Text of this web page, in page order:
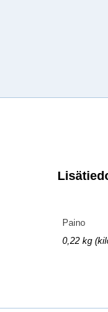
Paino
0,22 kg